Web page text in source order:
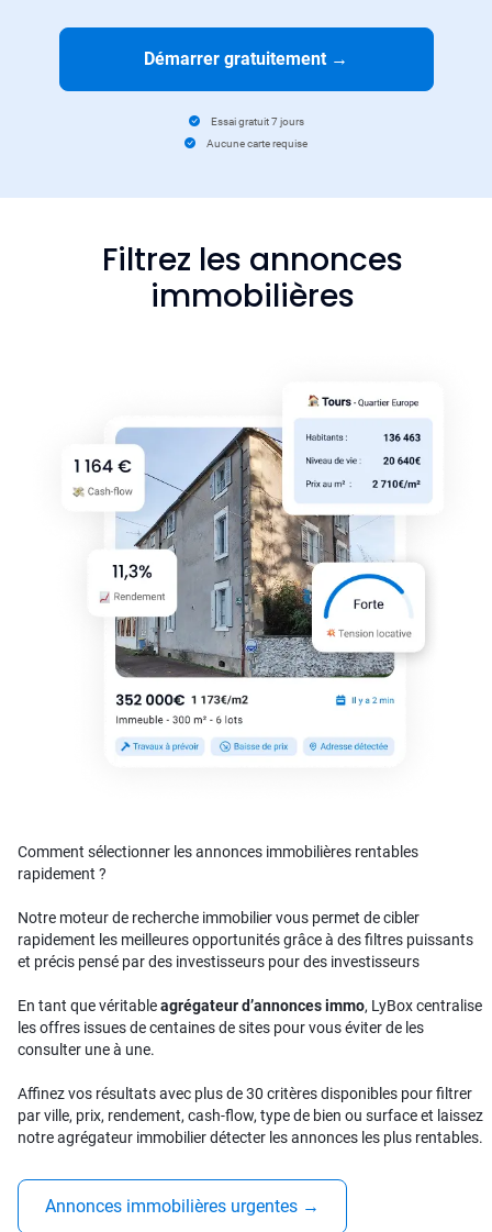
Démarrer gratuitement →
Essai gratuit 7 jours
Aucune carte requise
Filtrez les annonces
immobilières
Comment sélectionner les annonces immobilières rentables
rapidement ?
Notre moteur de recherche immobilier vous permet de cibler
rapidement les meilleures opportunités grâce à des filtres puissants
et précis pensé par des investisseurs pour des investisseurs
En tant que véritableagrégateur d’annonces immo, LyBox centralise
les offres issues de centaines de sites pour vous éviter de les
consulter une à une.
Affinez vos résultats avec plus de 30 critères disponibles pour filtrer
par ville, prix, rendement, cash-flow, type de bien ou surface et laissez
notre agrégateur immobilier détecter les annonces les plus rentables.
Annonces immobilières urgentes →